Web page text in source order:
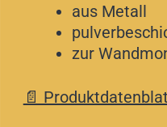
aus Metall
zur
📄